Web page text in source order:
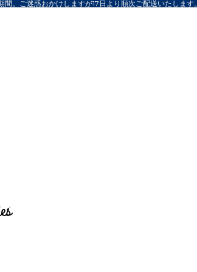
間。ご迷惑おかけしますが17日より順次ご配送いたします。